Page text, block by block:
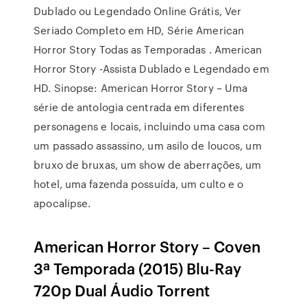
Dublado ou Legendado Online Grátis, Ver
Seriado Completo em HD, Série American
Horror Story Todas as Temporadas . American
Horror Story -Assista Dublado e Legendado em
HD. Sinopse: American Horror Story – Uma
série de antologia centrada em diferentes
personagens e locais, incluindo uma casa com
um passado assassino, um asilo de loucos, um
bruxo de bruxas, um show de aberrações, um
hotel, uma fazenda possuída, um culto e o
apocalipse.
American Horror Story – Coven
3ª Temporada (2015) Blu-Ray
720p Dual Áudio Torrent